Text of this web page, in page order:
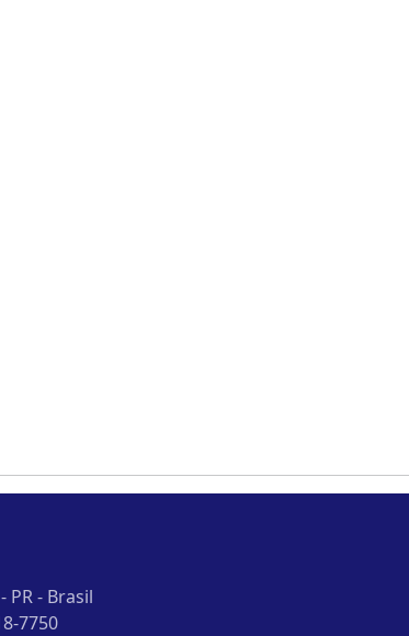
PR - Brasil
7750